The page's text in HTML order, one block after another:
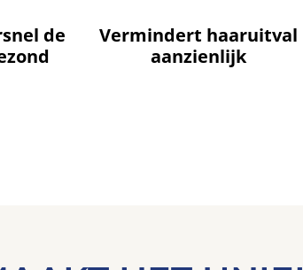
de
Vermindert haaruitval
aanzienlijk